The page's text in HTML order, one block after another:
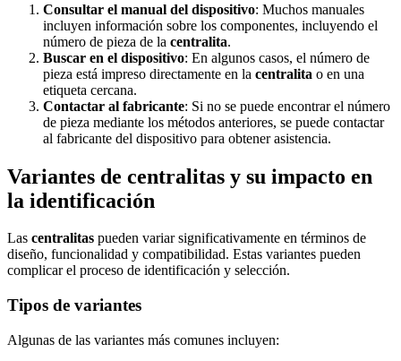
Consultar el manual del dispositivo: Muchos manuales
incluyen información sobre los componentes, incluyendo el
número de pieza de la centralita.
Buscar en el dispositivo: En algunos casos, el número de
pieza está impreso directamente en la centralita o en una
etiqueta cercana.
Contactar al fabricante: Si no se puede encontrar el número
de pieza mediante los métodos anteriores, se puede contactar
al fabricante del dispositivo para obtener asistencia.
Variantes de centralitas y su impacto en
la identificación
Las centralitas pueden variar significativamente en términos de
diseño, funcionalidad y compatibilidad. Estas variantes pueden
complicar el proceso de identificación y selección.
Tipos de variantes
Algunas de las variantes más comunes incluyen: